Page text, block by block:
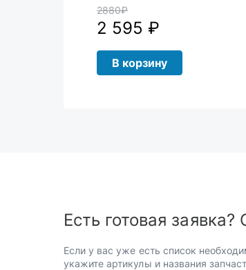
2880₽
2 595 ₽
В корзину
Есть готовая
Если у вас уже есть список
укажите артикулы и названия